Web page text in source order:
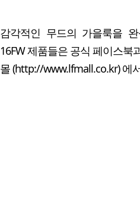
감각적인 무드의 가을룩을
16FW 제품들은 공식 페이스북
몰 (http://www.lfmall.co.kr) 에